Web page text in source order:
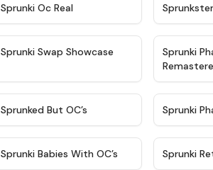
Sprunki Oc Real
★ 4.6
Sprunki Swap Showcase
Sprunki
Sprunked But OC’s Sprunki
★ 4.8
Sprunki Babies With OC’s Sprunki